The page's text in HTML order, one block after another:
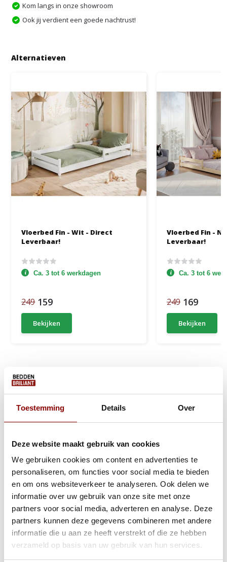
Toestemming Details Over
Deze website maakt gebruik van cookies
We gebruiken cookies om content en advertenties te
personaliseren, om functies voor social media te bieden
en om ons websiteverkeer te analyseren. Ook delen we
informatie over uw gebruik van onze site met onze
partners voor social media, adverteren en analyse. Deze
partners kunnen deze gegevens combineren met andere
informatie die u aan ze heeft verstrekt of die ze hebben
verzameld op basis van uw gebruik van hun services.
Kom langs in onze showroom
Ook jij verdient een goede nachtrust!
Alternatieven
Vloerbed Fin - Wit - Direct
Leverbaar!
Ca. 3 tot 6 werkdagen
249 159
Bekijken
Vloerbed Fin -
Leverbaar!
Ca. 3 tot 6
249 169
Bekijken
Anderen kochten ook